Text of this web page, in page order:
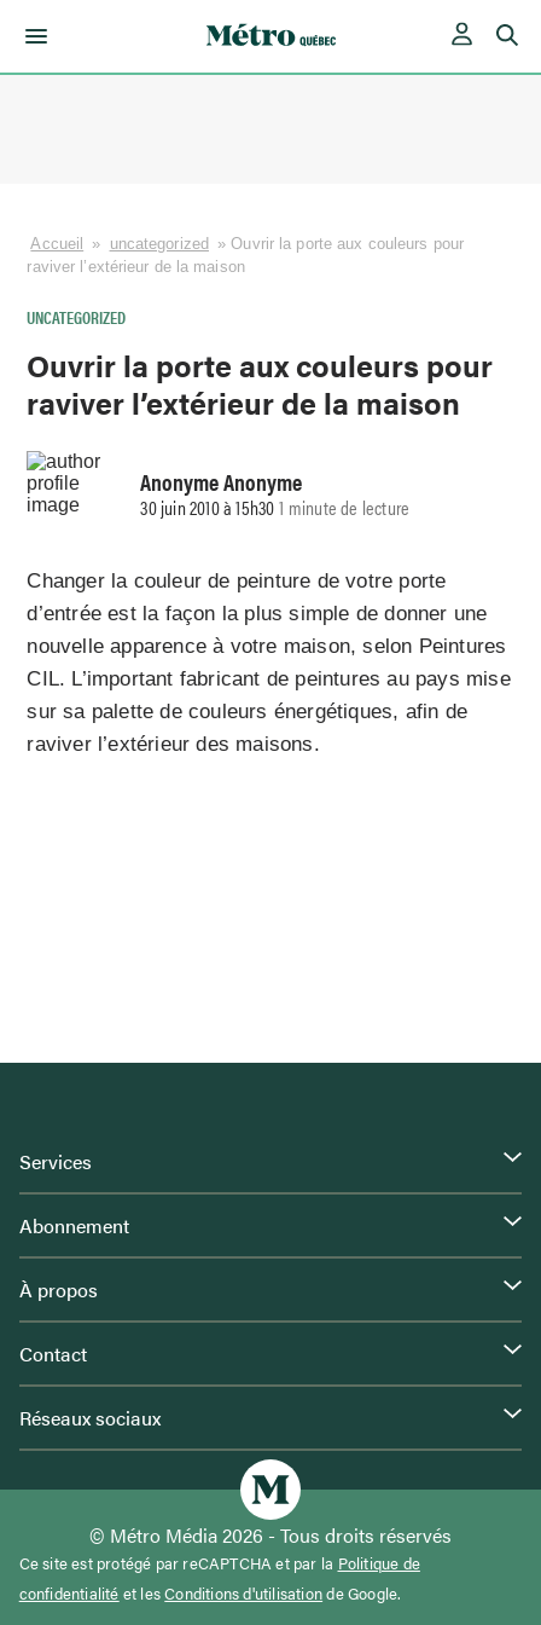
Accueil » uncategorized »Ouvrir la porte aux couleurs pour
raviver l’extérieur de la maison
UNCATEGORIZED
Ouvrir la porte aux couleurs pour
raviver l’extérieur de la maison
Anonyme Anonyme
30 juin 2010 à 15h301 minute de lecture
Changer la couleur de peinture de votre porte
d’entrée est la façon la plus simple de donner une
nouvelle apparence à votre maison, selon Peintures
CIL. L’important fabricant de peintures au pays mise
sur sa palette de couleurs énergétiques, afin de
raviver l’extérieur des maisons.
Services
Abonnement
À propos
Contact
Réseaux sociaux
© Métro Média 2026 - Tous droits réservés
Ce site est protégé par reCAPTCHA et par la Politique de
confidentialité et lesConditions d'utilisationde Google.